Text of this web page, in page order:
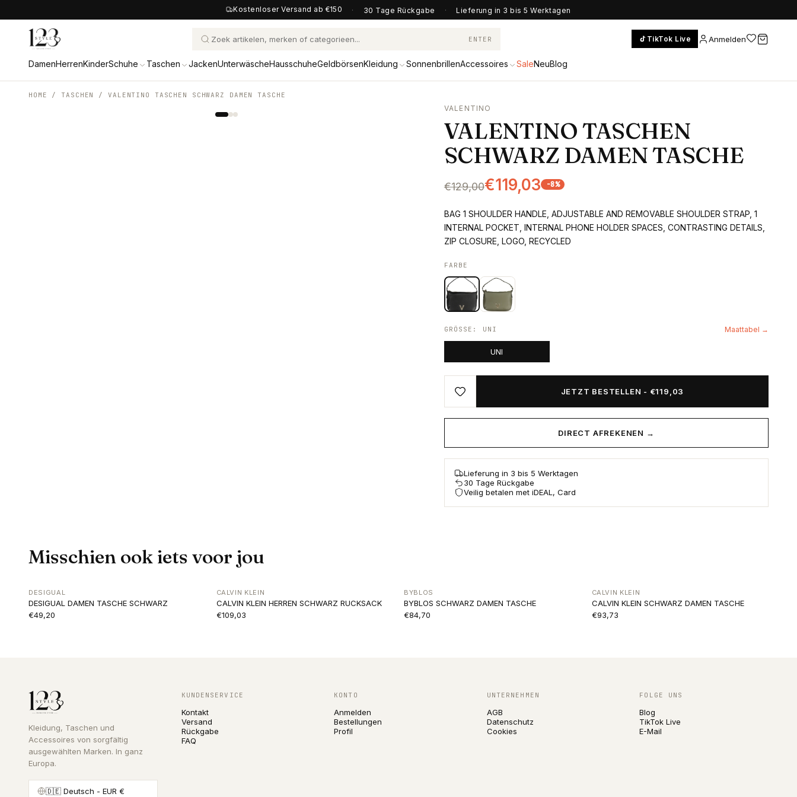
Kostenloser Versand ab €150 · 30 Tage Rückgabe · Lieferung in 3 bis 5 Werktagen
ENTER TikTok Live Anmelden
DamenHerrenKinderSchuhe Taschen JackenUnterwäscheHausschuheGeldbörsenKleidung SonnenbrillenAccessoires SaleNeuBlog
HOME / TASCHEN / VALENTINO TASCHEN SCHWARZ DAMEN TASCHE
VALENTINO
VALENTINO TASCHEN
SCHWARZ DAMEN TASCHE
€129,00€119,03 -8%
BAG 1 SHOULDER HANDLE, ADJUSTABLE AND REMOVABLE SHOULDER STRAP, 1
INTERNAL POCKET, INTERNAL PHONE HOLDER SPACES, CONTRASTING DETAILS,
ZIP CLOSURE, LOGO, RECYCLED
FARBE
GRÖSSE : UNI Maattabel →
UNI
JETZT BESTELLEN - €119,03
DIRECT AFREKENEN →
Lieferung in 3 bis 5 Werktagen
30 Tage Rückgabe
Veilig betalen met iDEAL, Card
Misschien ook iets voor jou
DESIGUAL
DESIGUAL DAMEN TASCHE SCHWARZ
€49,20
CALVIN KLEIN
CALVIN KLEIN HERREN SCHWARZ RUCKSACK
€109,03
BYBLOS
BYBLOS SCHWARZ DAMEN TASCHE
€84,70
CALVIN KLEIN
CALVIN KLEIN SCHWARZ DAMEN TASCHE
€93,73
Kleidung, Taschen und
Accessoires von sorgfältig
ausgewählten Marken. In ganz
Europa.
🇩🇪 Deutsch - EUR €
KUNDENSERVICE
Kontakt
Versand
Rückgabe
FAQ
KONTO
Anmelden
Bestellungen
Profil
UNTERNEHMEN
AGB
Datenschutz
Cookies
FOLGE UNS
Blog
TikTok Live
E-Mail